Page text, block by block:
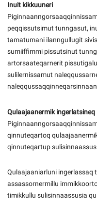
Kommuni pillugu
Inuit kikkuuneri
peqqissutsimut tunngasut,
tamatumani ilanngullugit
sumiiffimmi pissutsinut
artorsaateqarnerit
sulilernissamut
Qulaajaanermik ingerlatsineq
qinnuteqartoq
qinnuteqartup
Qulaajaaniarluni
assassornermillu
timikkullu sulisinnaassusia